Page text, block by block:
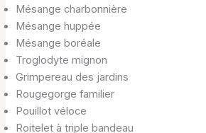
Mésange charbonnière
Mésange huppée
Mésange boréale
Troglodyte mignon
Grimpereau des jardins
Rougegorge familier
Pouillot véloce
Roitelet à triple bandeau